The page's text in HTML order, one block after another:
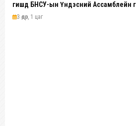
гишүүд БНСУ-ын Үндэсний Ассамблейн
хүлээн авч уулзав
3 өдөр, 1 цаг